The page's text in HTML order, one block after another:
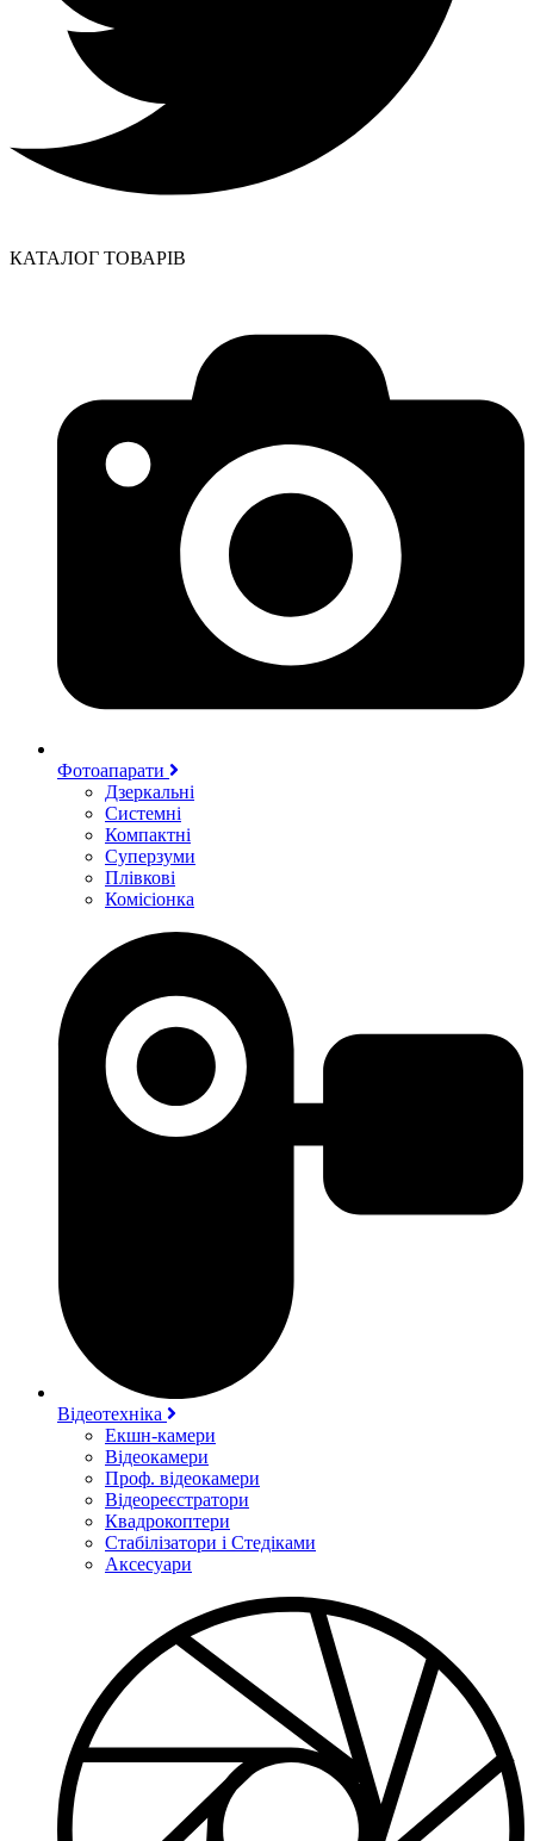
КАТАЛОГ ТОВАРІВ
Фотоапарати
Дзеркальні
Системні
Компактні
Суперзуми
Плівкові
Комісіонка
Відеотехніка
Екшн-камери
Відеокамери
Проф. відеокамери
Відеореєстратори
Квадрокоптери
Стабілізатори і Стедіками
Аксесуари